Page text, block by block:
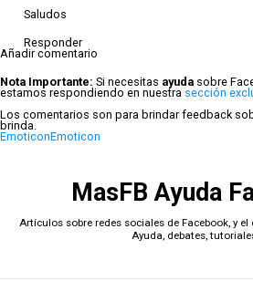
Saludos
Responder
Añadir comentario
Nota Importante: Si necesitas ayuda sobre
estamos respondiendo en nuestra sección
Los comentarios son para brindar feedback
brinda.
EmoticonEmoticon